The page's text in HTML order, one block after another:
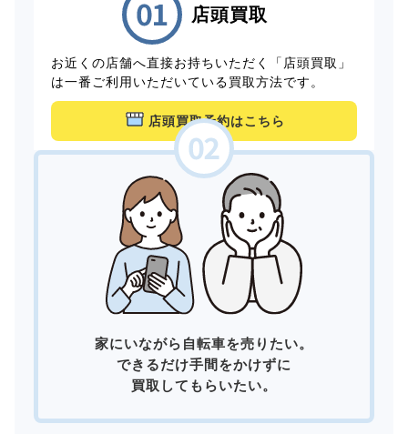
店頭買取
お近くの店舗へ直接お持ちいただく「店頭買取」
は一番ご利用いただいている買取方法です。
店頭買取予約はこちら
家にいながら自転車を売りたい。
できるだけ手間をかけずに
買取してもらいたい。